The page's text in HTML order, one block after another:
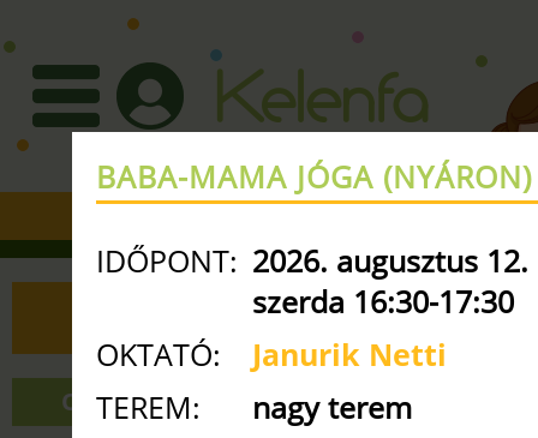
ÓRAREND
ONLINE ÓRÁK NAGY TEREM
BABA-MAMA JÓGA (NYÁRON)
IDŐPONT: 2026. augusztus 12.
szerda 16:30-17:30
OKTATÓ:
Janurik Netti
TEREM:
nagy terem